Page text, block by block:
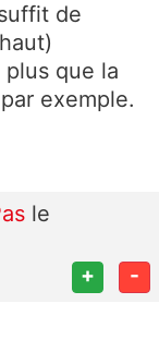
de
que la
exemple.
le
+ -